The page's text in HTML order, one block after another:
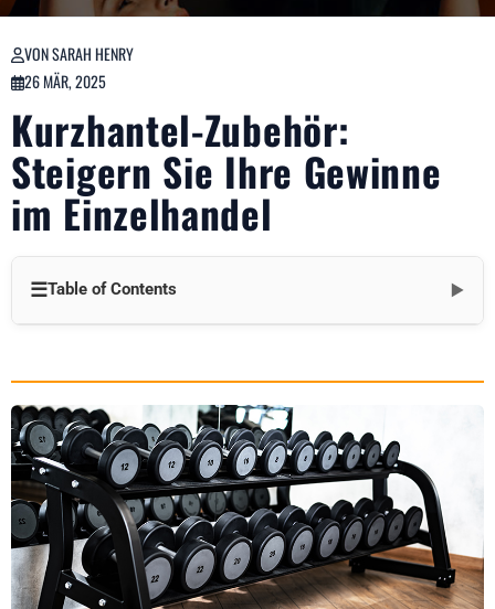
VON SARAH HENRY
26 MÄR, 2025
Kurzhantel-Zubehör:
Steigern Sie Ihre Gewinne
im Einzelhandel
☰Table of Contents ▼
Die Gewinnherausforderung im Fitness-Einzelhandel
Warum Zubehör eine große Sache ist
Top-Hantelzubehör für Gewinnwachstum
Wie Accessoires Ihr Geschäftsergebnis verbessern
Strategien zur Maximierung von Zubehörverkäufen